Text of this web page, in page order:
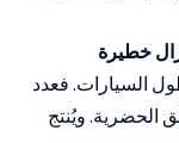
خطيرة
السيارات. فعدد
الحضرية. ويُنتج